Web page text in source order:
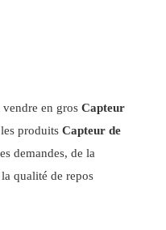
en gros Capteur
produits Capteur de
demandes, de la
qualité de repos